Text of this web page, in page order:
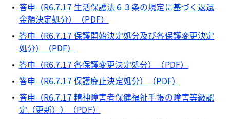
答申（R6.7.17 生活保護法６３条の規定に基づく返還
金額決定処分）（PDF）
答申（R6.7.17 保護開始決定処分及び各保護変更決定
処分）（PDF）
答申（R6.7.17 各保護変更決定処分）（PDF）
答申（R6.7.17 保護廃止決定処分）（PDF）
答申（R6.7.17 精神障害者保健福祉手帳の障害等級認
定（更新））（PDF）